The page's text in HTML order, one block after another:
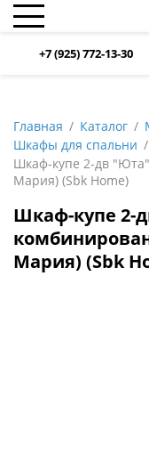
+7 (925) 772-13-30
Главная Каталог
Шкафы для спальни
Шкаф-купе 2-дв
Мария) (Sbk Home)
Шкаф-купе 2-
Мария) (Sbk